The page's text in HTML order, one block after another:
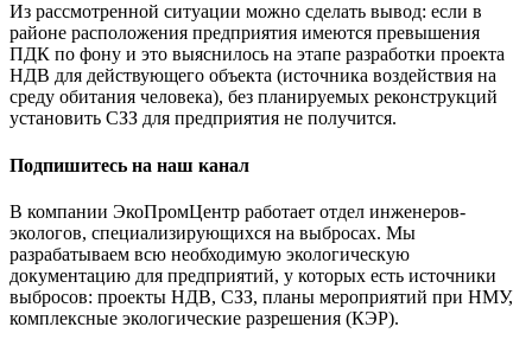
Из рассмотренной ситуации можно сделать вывод: если в
районе расположения предприятия имеются превышения
ПДК по фону и это выяснилось на этапе разработки проекта
НДВ для действующего объекта (источника воздействия на
среду обитания человека), без планируемых реконструкций
установить СЗЗ для предприятия не получится.
Подпишитесь на наш канал
В компании ЭкоПромЦентр работает отдел инженеров-
экологов, специализирующихся на выбросах. Мы
разрабатываем всю необходимую экологическую
документацию для предприятий, у которых есть источники
выбросов: проекты НДВ, СЗЗ, планы мероприятий при НМУ,
комплексные экологические разрешения (КЭР).